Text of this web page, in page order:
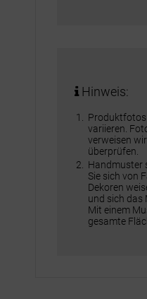
Hinweis:
Produktfotos
variieren.
verweisen
überprüfen.
Handmuster
Sie sich von
Dekoren
und sich das
Mit einem
gesamte